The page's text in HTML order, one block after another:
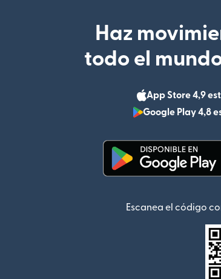
Haz
todo el
App Store 4,9
Google Play 4,8
Escanea el código